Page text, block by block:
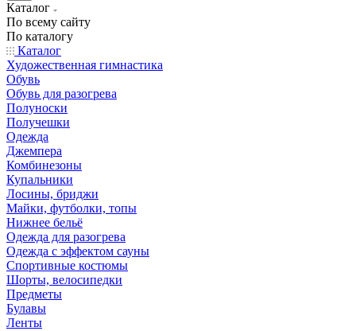
Каталог
По всему сайту
По каталогу
Каталог
Художественная гимнастика
Обувь
Обувь для разогрева
Полуноски
Получешки
Одежда
Джемпера
Комбинезоны
Купальники
Лосины, бриджи
Майки, футболки, топы
Нижнее бельё
Одежда для разогрева
Одежда с эффектом сауны
Спортивные костюмы
Шорты, велосипедки
Предметы
Булавы
Ленты